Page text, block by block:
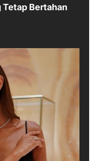
Bertahan